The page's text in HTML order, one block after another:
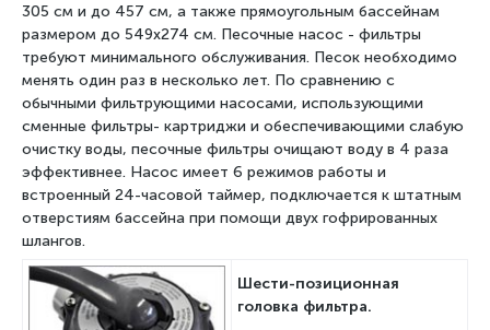
305 см и до 457 см, а также прямоугольным бассейнам
размером до 549x274 см. Песочные насос - фильтры
требуют минимального обслуживания. Песок необходимо
менять один раз в несколько лет. По сравнению с
обычными фильтрующими насосами, использующими
сменные фильтры- картриджи и обеспечивающими слабую
очистку воды, песочные фильтры очищают воду в 4 раза
эффективнее. Насос имеет 6 режимов работы и
встроенный 24-часовой таймер, подключается к штатным
отверстиям бассейна при помощи двух гофрированных
шлангов.
Шести-позиционная
головка фильтра.